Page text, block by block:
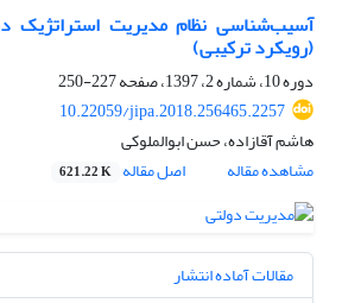
آسیب‌شناسی نظام مدیریت استراتژیک
(رویکرد ترکیبی)
دوره 10، شماره 2، 1397، صفحه
227-250
10.22059/jipa.2018.256465.2257
هاشم آقازاده، حسن ابوالملوکی
مشاهده مقاله
اصل مقاله 621.22 K
مقالات آماده انتشار